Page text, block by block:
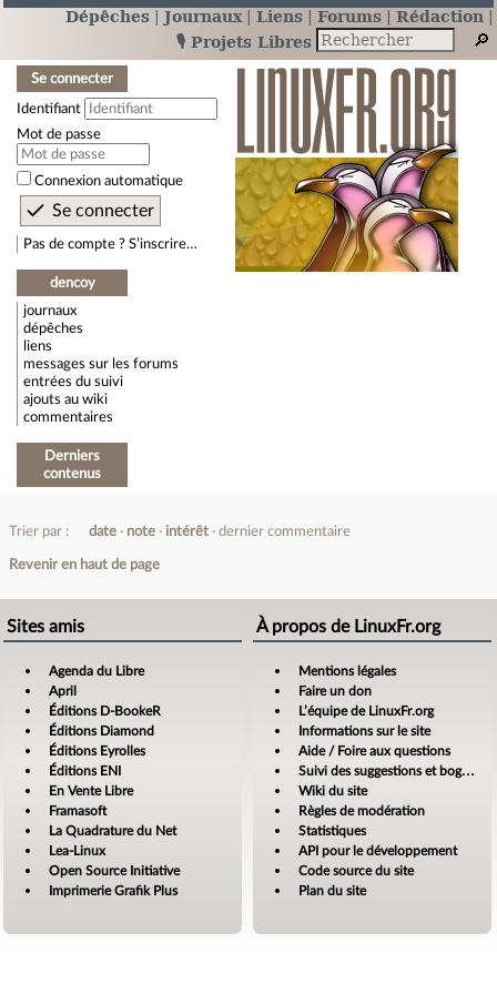
Dépêches Journaux Liens Forums
Rédaction
🎙️ Projets Libres
Se connecter
Identifiant
Mot de passe
Connexion automatique
Pas de compte ? S’inscrire…
dencoy
journaux
dépêches
liens
messages sur les forums
entrées du suivi
ajouts au wiki
commentaires
Derniers
contenus
Trier par : date note intérêt dernier commentaire
Revenir en haut de page
Sites amis
Agenda du Libre
April
Éditions D-BookeR
Éditions Diamond
Éditions Eyrolles
Éditions ENI
En Vente Libre
Framasoft
La Quadrature du Net
Lea-Linux
Open Source Initiative
Imprimerie Grafik Plus
À propos de LinuxFr.org
Mentions légales
Faire un don
L’équipe de LinuxFr.org
Informations sur le site
Aide / Foire aux questions
Suivi des suggestions et bogues
Wiki du site
Règles de modération
Statistiques
API pour le développement
Code source du site
Plan du site